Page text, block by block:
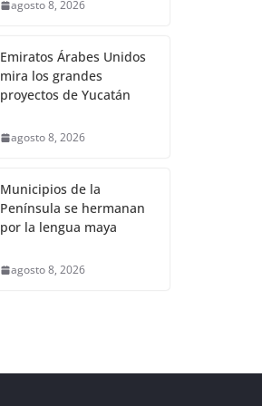
agosto 8, 2026
Emiratos Árabes Unidos
mira los grandes
proyectos de Yucatán
agosto 8, 2026
Municipios de la
Península se hermanan
por la lengua maya
agosto 8, 2026